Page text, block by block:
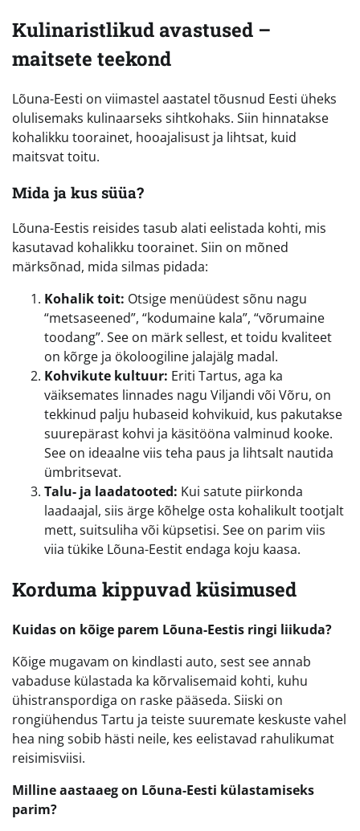
Kulinaristlikud avastused –
maitsete teekond
Lõuna-Eesti on viimastel aastatel tõusnud Eesti üheks
olulisemaks kulinaarseks sihtkohaks. Siin hinnatakse
kohalikku toorainet, hooajalisust ja lihtsat, kuid
maitsvat toitu.
Mida ja kus süüa?
Lõuna-Eestis reisides tasub alati eelistada kohti, mis
kasutavad kohalikku toorainet. Siin on mõned
märksõnad, mida silmas pidada:
Kohalik toit: Otsige menüüdest sõnu nagu
“metsaseened”, “kodumaine kala”, “võrumaine
toodang”. See on märk sellest, et toidu kvaliteet
on kõrge ja ökoloogiline jalajälg madal.
Kohvikute kultuur: Eriti Tartus, aga ka
väiksemates linnades nagu Viljandi või Võru, on
tekkinud palju hubaseid kohvikuid, kus pakutakse
suurepärast kohvi ja käsitööna valminud kooke.
See on ideaalne viis teha paus ja lihtsalt nautida
ümbritsevat.
Talu- ja laadatooted: Kui satute piirkonda
laadaajal, siis ärge kõhelge osta kohalikult tootjalt
mett, suitsuliha või küpsetisi. See on parim viis
viia tükike Lõuna-Eestit endaga koju kaasa.
Korduma kippuvad küsimused
Kuidas on kõige parem Lõuna-Eestis ringi liikuda?
Kõige mugavam on kindlasti auto, sest see annab
vabaduse külastada ka kõrvalisemaid kohti, kuhu
ühistranspordiga on raske pääseda. Siiski on
rongiühendus Tartu ja teiste suuremate keskuste vahel
hea ning sobib hästi neile, kes eelistavad rahulikumat
reisimisviisi.
Milline aastaaeg on Lõuna-Eesti külastamiseks
parim?